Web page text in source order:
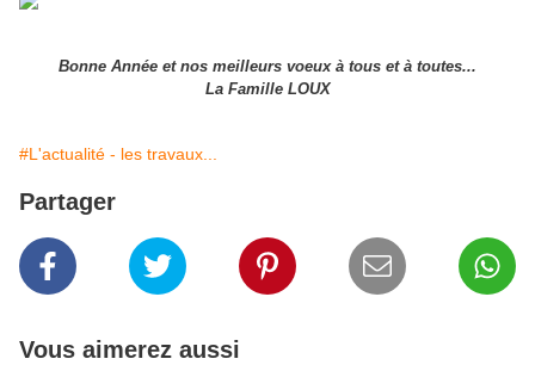
Bonne Année et nos meilleurs voeux à tous et à toutes...
La Famille LOUX
#L'actualité - les travaux...
Partager
Vous aimerez aussi